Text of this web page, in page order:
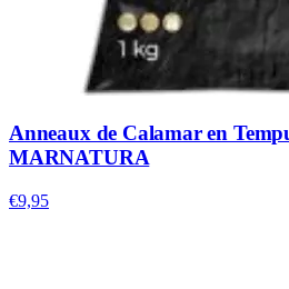
Anneaux de Calamar en
MARNATURA
€9,95